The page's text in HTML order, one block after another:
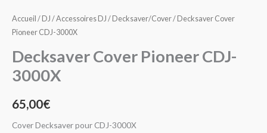
Accueil / DJ /Accessoires DJ / Decksaver/Cover/ Decksaver Cover
Pioneer CDJ-3000X
Decksaver Cover Pioneer CDJ-
3000X
65,00€
Cover Decksaver pour CDJ-3000X